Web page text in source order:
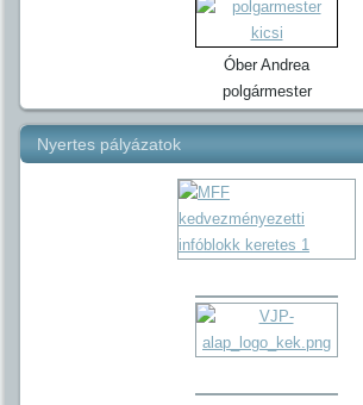
Óber Andrea
polgármester
Nyertes pályázatok